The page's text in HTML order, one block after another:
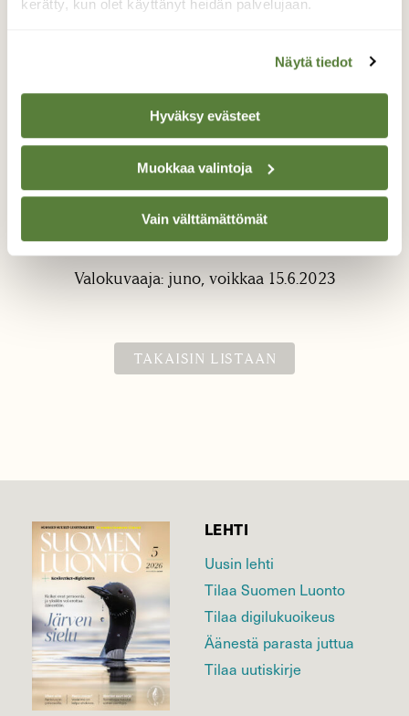
kerätty, kun olet käyttänyt heidän palvelujaan.
Näytä tiedot
Hyväksy evästeet
Muokkaa valintoja
Vain välttämättömät
pyjamalude
vanhempien pihalla pisti aamulla silmään
tää kaveri jota en oo ennen ikinä nähnykään,
pelikaveri tunnisti sitten pyjamaludeksi.
Valokuvaaja: juno, voikkaa 15.6.2023
TAKAISIN LISTAAN
LEHTI
Uusin lehti
Tilaa Suomen Luonto
Tilaa digilukuoikeus
Äänestä parasta juttua
Tilaa uutiskirje